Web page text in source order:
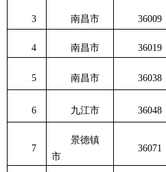
3 南昌市 36009
4 南昌市 36019
5 南昌市 36038
6 九江市 36048
7
景德镇
市
36071